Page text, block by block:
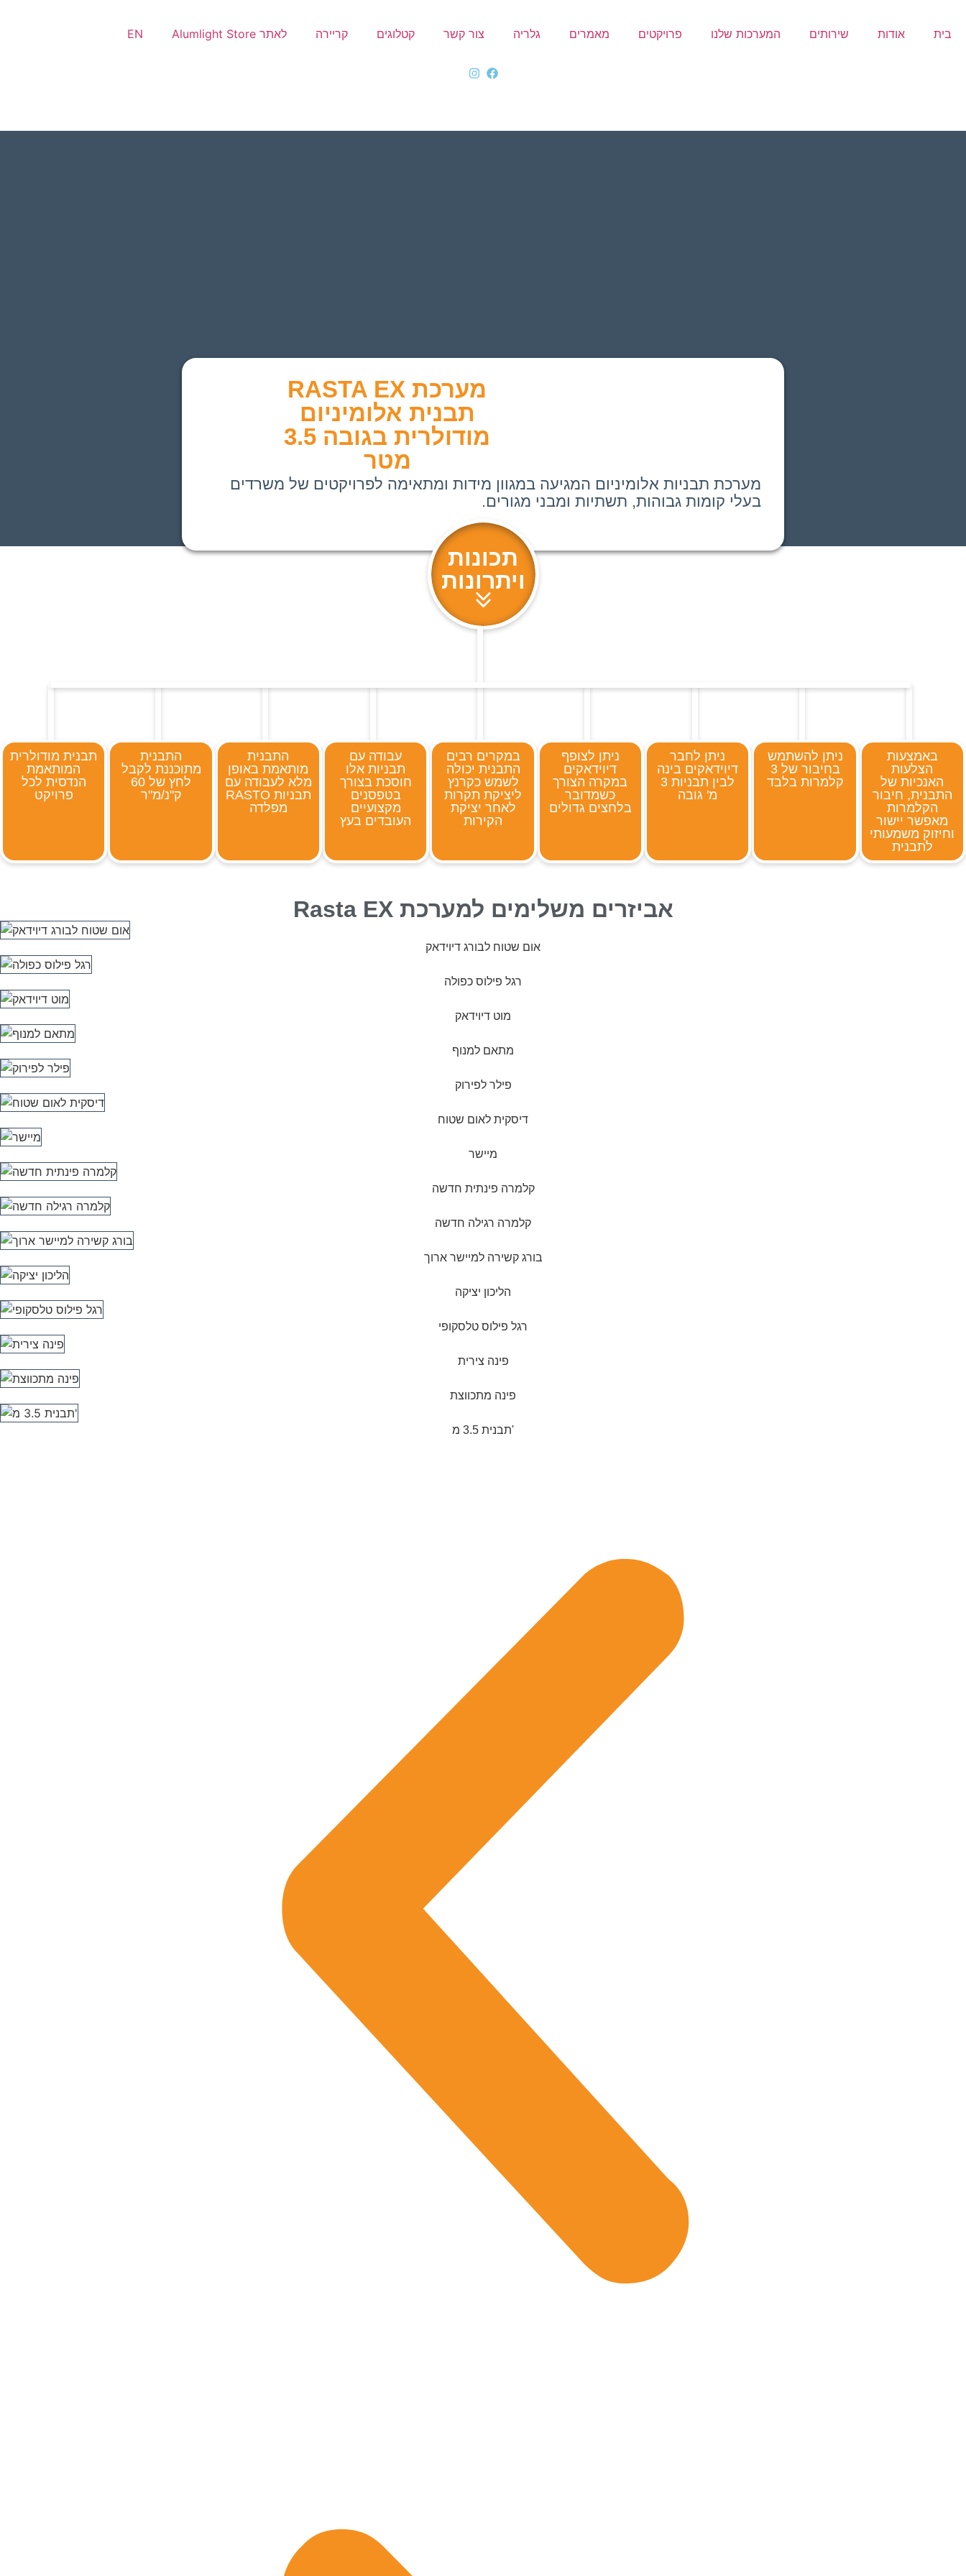
בית אודות שירותים המערכות שלנו פרויקטים מאמרים גלריה צור קשר קטלוגים קריירה לאתר Alumlight Store EN
RASTA EX מערכת
תבנית אלומיניום
מודולרית בגובה 3.5
מטר
מערכת תבניות אלומיניום המגיעה במגוון מידות ומתאימה לפרויקטים של משרדים
בעלי קומות גבוהות, תשתיות ומבני מגורים.
תכונות
ויתרונות
באמצעות
הצלעות
האנכיות של
התבנית, חיבור
הקלמרות
מאפשר יישור
וחיזוק משמעותי
לתבנית
ניתן להשתמש
בחיבור של 3
קלמרות בלבד
ניתן לחבר
דיוידאקים בינה
לבין תבניות 3
מ' גובה
ניתן לצופף
דיוידאקים
במקרה הצורך
כשמדובר
בלחצים גדולים
במקרים רבים
התבנית יכולה
לשמש כקרנץ
ליציקת תקרות
לאחר יציקת
הקירות
עבודה עם
תבניות אלו
חוסכת בצורך
בטפסנים
מקצועיים
העובדים בעץ
התבנית
מותאמת באופן
מלא לעבודה עם
תבניות RASTO
מפלדה
התבנית
מתוכננת לקבל
לחץ של 60
ק"נ/מ"ר
תבנית מודולרית
המותאמת
הנדסית לכל
פרויקט
אביזרים משלימים למערכת Rasta EX
אום שטוח לבורג דיוידאק
רגל פילוס כפולה
מוט דיוידאק
מתאם למנוף
פילר לפירוק
דיסקית לאום שטוח
מיישר
קלמרה פינתית חדשה
קלמרה רגילה חדשה
בורג קשירה למיישר ארוך
הליכון יציקה
רגל פילוס טלסקופי
פינה צירית
פינה מתכווצת
תבנית 3.5 מ'